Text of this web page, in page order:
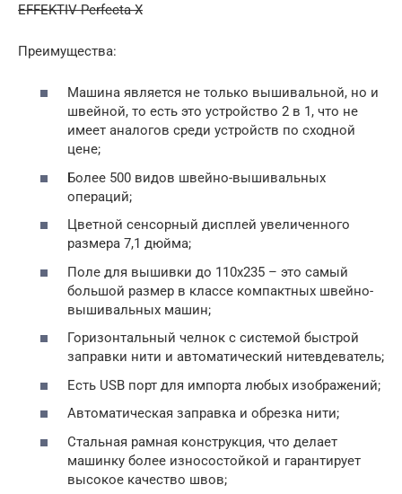
EFFEKTIV Perfecta X
Преимущества:
Машина является не только вышивальной, но и
швейной, то есть это устройство 2 в 1, что не
имеет аналогов среди устройств по сходной
цене;
Более 500 видов швейно-вышивальных
операций;
Цветной сенсорный дисплей увеличенного
размера 7,1 дюйма;
Поле для вышивки до 110х235 – это самый
большой размер в классе компактных швейно-
вышивальных машин;
Горизонтальный челнок с системой быстрой
заправки нити и автоматический нитевдеватель;
Есть USB порт для импорта любых изображений;
Автоматическая заправка и обрезка нити;
Стальная рамная конструкция, что делает
машинку более износостойкой и гарантирует
высокое качество швов;